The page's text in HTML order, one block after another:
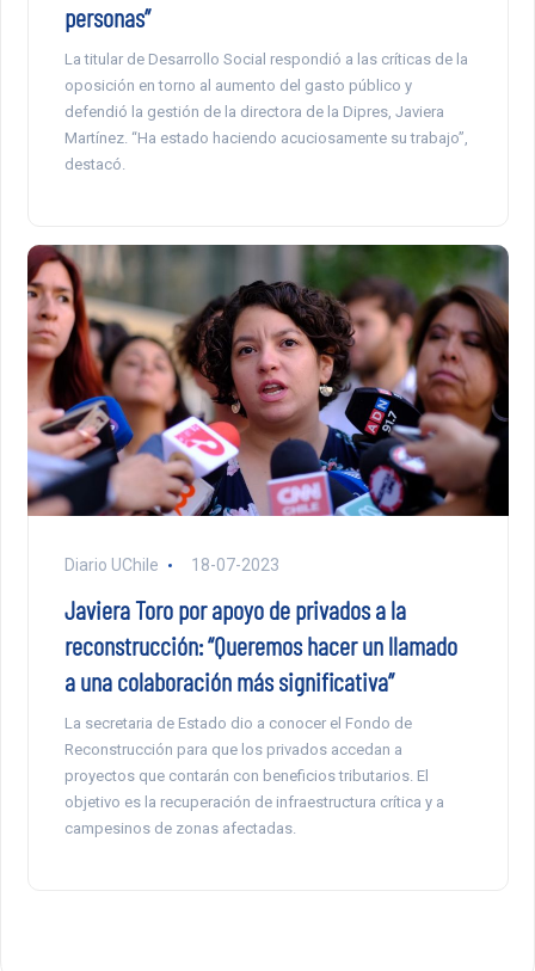
personas”
La titular de Desarrollo Social respondió a las críticas de la
oposición en torno al aumento del gasto público y
defendió la gestión de la directora de la Dipres, Javiera
Martínez. “Ha estado haciendo acuciosamente su trabajo”,
destacó.
Diario UChile 18-07-2023
Javiera Toro por apoyo de privados a la
reconstrucción: “Queremos hacer un llamado
a una colaboración más significativa”
La secretaria de Estado dio a conocer el Fondo de
Reconstrucción para que los privados accedan a
proyectos que contarán con beneficios tributarios. El
objetivo es la recuperación de infraestructura crítica y a
campesinos de zonas afectadas.